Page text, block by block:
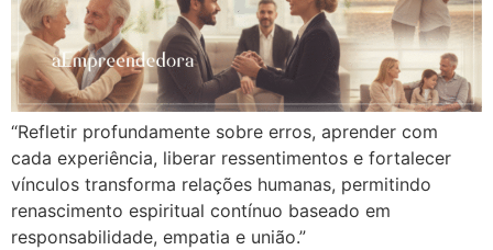
“Refletir profundamente sobre erros, aprender com
cada experiência, liberar ressentimentos e fortalecer
vínculos transforma relações humanas, permitindo
renascimento espiritual contínuo baseado em
responsabilidade, empatia e união.”